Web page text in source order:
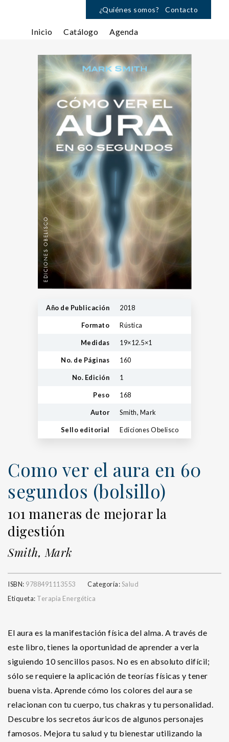
¿Quiénes somos? Contacto
Inicio Catálogo Agenda
Año de Publicación 2018
Formato Rústica
Medidas 19×12.5×1
No. de Páginas 160
No. Edición 1
Peso 168
Autor Smith, Mark
Sello editorial Ediciones Obelisco
Como ver el aura en 60
segundos (bolsillo)
101 maneras de mejorar la
digestión
Smith, Mark
ISBN: 9788491113553 Categoría:Salud
Etiqueta: Terapia Energética
El aura es la manifestación física del alma. A través de
este libro, tienes la oportunidad de aprender a verla
siguiendo 10 sencillos pasos. No es en absoluto difícil;
sólo se requiere la aplicación de teorías físicas y tener
buena vista. Aprende cómo los colores del aura se
relacionan con tu cuerpo, tus chakras y tu personalidad.
Descubre los secretos áuricos de algunos personajes
famosos. Mejora tu salud y tu bienestar utilizando la